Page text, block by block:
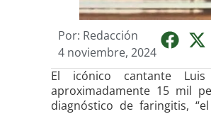
Por: Redacción
4 noviembre, 2024
El icónico cantante
aproximadamente 15 mil
diagnóstico de faringitis,